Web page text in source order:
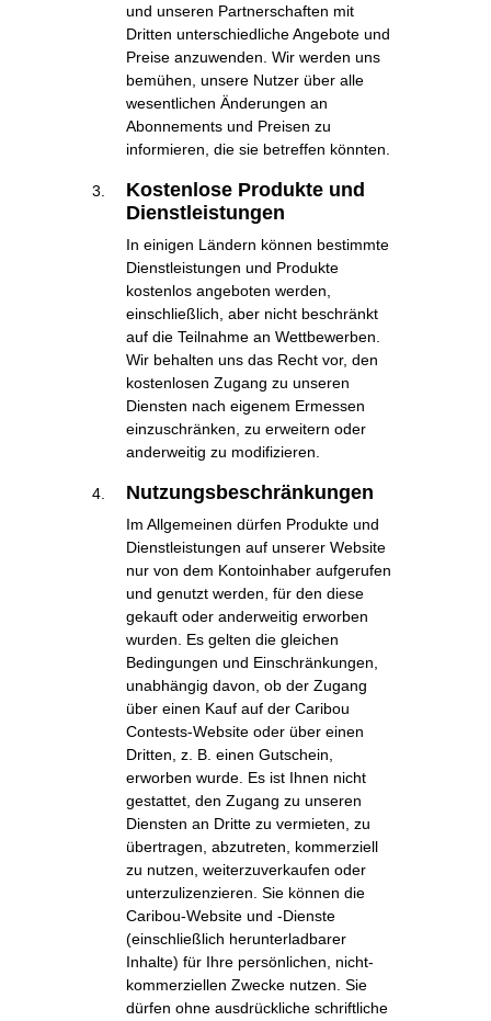
und unseren Partnerschaften mit
Dritten unterschiedliche Angebote und
Preise anzuwenden. Wir werden uns
bemühen, unsere Nutzer über alle
wesentlichen Änderungen an
Abonnements und Preisen zu
informieren, die sie betreffen könnten.
Kostenlose Produkte und
Dienstleistungen
In einigen Ländern können bestimmte
Dienstleistungen und Produkte
kostenlos angeboten werden,
einschließlich, aber nicht beschränkt
auf die Teilnahme an Wettbewerben.
Wir behalten uns das Recht vor, den
kostenlosen Zugang zu unseren
Diensten nach eigenem Ermessen
einzuschränken, zu erweitern oder
anderweitig zu modifizieren.
Nutzungsbeschränkungen
Im Allgemeinen dürfen Produkte und
Dienstleistungen auf unserer Website
nur von dem Kontoinhaber aufgerufen
und genutzt werden, für den diese
gekauft oder anderweitig erworben
wurden. Es gelten die gleichen
Bedingungen und Einschränkungen,
unabhängig davon, ob der Zugang
über einen Kauf auf der Caribou
Contests-Website oder über einen
Dritten, z. B. einen Gutschein,
erworben wurde. Es ist Ihnen nicht
gestattet, den Zugang zu unseren
Diensten an Dritte zu vermieten, zu
übertragen, abzutreten, kommerziell
zu nutzen, weiterzuverkaufen oder
unterzulizenzieren. Sie können die
Caribou-Website und -Dienste
(einschließlich herunterladbarer
Inhalte) für Ihre persönlichen, nicht-
kommerziellen Zwecke nutzen. Sie
dürfen ohne ausdrückliche schriftliche